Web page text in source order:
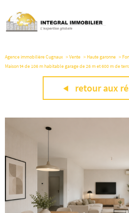
Agence immobilière Cugnaux Vente Haute garonne
Maison t4 de 106 m habitable garage de 26 m et 600 m de
retour aux